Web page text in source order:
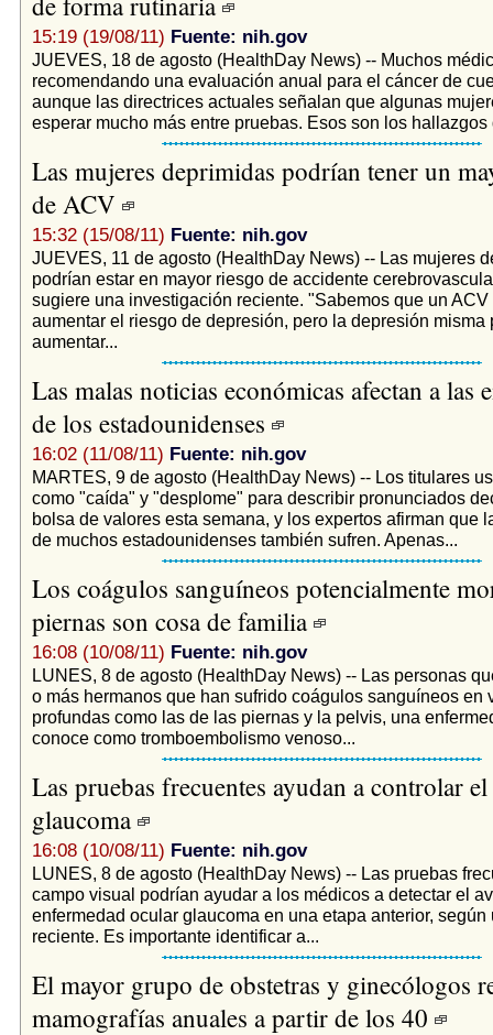
15:19 (19/08/11) Fuente: nih.gov
JUEVES, 18 de agosto (HealthDay News) -- Muchos
recomendando una evaluación anual para el cáncer de
aunque las directrices actuales señalan que algunas
esperar mucho más entre pruebas. Esos son los hallazgos
Las mujeres deprimidas podrían tener un
de ACV
15:32 (15/08/11) Fuente: nih.gov
JUEVES, 11 de agosto (HealthDay News) -- Las mujeres
podrían estar en mayor riesgo de accidente
sugiere una investigación reciente. "Sabemos que un ACV
aumentar el riesgo de depresión, pero la depresión misma
aumentar...
Las malas noticias económicas afectan a las
de los estadounidenses
16:02 (11/08/11) Fuente: nih.gov
MARTES, 9 de agosto (HealthDay News) -- Los titulares
como "caída" y "desplome" para describir pronunciados
bolsa de valores esta semana, y los expertos afirman que
de muchos estadounidenses también sufren. Apenas...
Los coágulos sanguíneos potencialmente
piernas son cosa de familia
16:08 (10/08/11) Fuente: nih.gov
LUNES, 8 de agosto (HealthDay News) -- Las personas
o más hermanos que han sufrido coágulos sanguíneos en
profundas como las de las piernas y la pelvis, una
conoce como tromboembolismo venoso...
Las pruebas frecuentes ayudan a controlar el
glaucoma
16:08 (10/08/11) Fuente: nih.gov
LUNES, 8 de agosto (HealthDay News) -- Las pruebas
campo visual podrían ayudar a los médicos a detectar el
enfermedad ocular glaucoma en una etapa anterior, según
reciente. Es importante identificar a...
El mayor grupo de obstetras y ginecólogos
mamografías anuales a partir de los 40